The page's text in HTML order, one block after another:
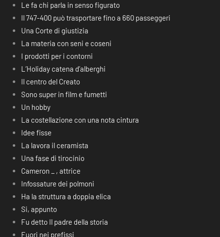
Le fa chi parla in senso figurato
Il 747-400 può trasportare fino a 660 passeggeri
Una Corte di giustizia
La materia con seni e coseni
I prodotti per i contorni
L’Holiday catena d’alberghi
Il centro del Creato
Sono super in film e fumetti
Un hobby
La costellazione con una nota cintura
Idee fisse
La lavora il ceramista
Una fase di tirocinio
Cameron _ , attrice
Infossature dei polmoni
Ha la struttura a doppia elica
Si, appunto
Fu detto Il padre della storia
Fuori nei prefissi